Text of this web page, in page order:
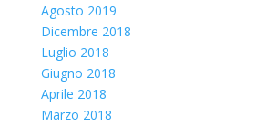
Agosto 2019
Dicembre 2018
Luglio 2018
Giugno 2018
Aprile 2018
Marzo 2018